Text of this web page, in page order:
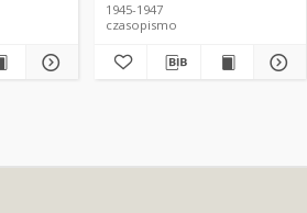
1945-1947
czasopismo